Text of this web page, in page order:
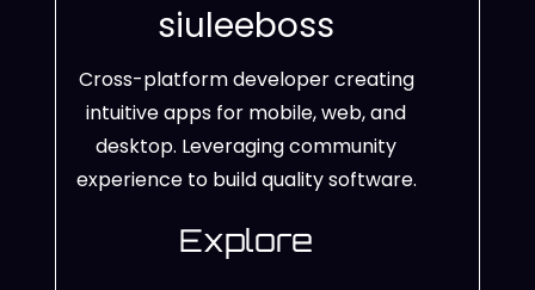
siuleeboss
Cross-platform developer creating
intuitive apps for mobile, web, and
desktop. Leveraging community
experience to build quality software.
Explore